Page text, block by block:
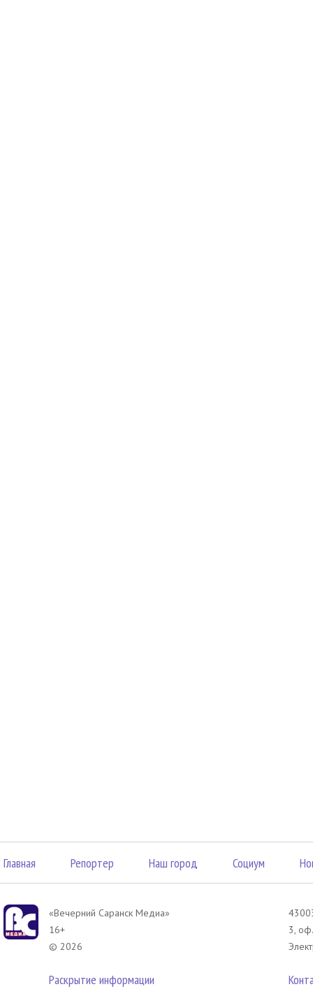
Главная Репортер Наш город Социум
«Вечерний Саранск Mедиа»
16+
© 2026
Раскрытие информации
3,